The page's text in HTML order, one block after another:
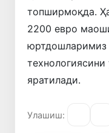
топширмоқда.
2200 евро
юртдошларимиз
яратилади.
Улашиш: